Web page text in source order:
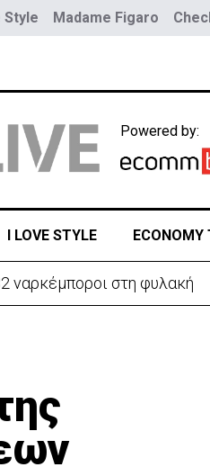
Style Madame Figaro
Powered by:
I LOVE STYLE ECONOMY
ναρκέμποροι στη φυλακή